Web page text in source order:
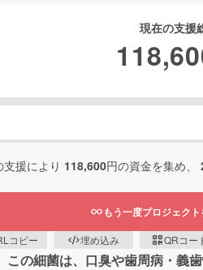
現在の支援
支援により 118,600円の資金を集め、
もう一度プロジェク
コピー 埋め込み QRコー
の細菌は、口臭や歯周病・